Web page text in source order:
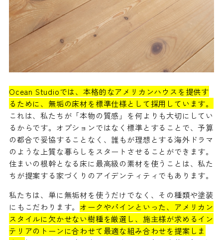
Ocean Studioでは、本格的なアメリカンハウスを提供す
るために、無垢の床材を標準仕様として採用しています。
これは、私たちが「本物の質感」を何よりも大切にしてい
るからです。オプションではなく標準とすることで、予算
の都合で妥協することなく、誰もが理想とする海外ドラマ
のような上質な暮らしをスタートさせることができます。
住まいの根幹となる床に最高級の素材を使うことは、私た
ちが提案する家づくりのアイデンティティでもあります。
私たちは、単に無垢材を使うだけでなく、その種類や塗装
にもこだわります。 オークやパインといった、アメリカン
スタイルに欠かせない樹種を厳選し、施主様が求めるイン
テリアのトーンに合わせて最適な組み合わせを提案しま